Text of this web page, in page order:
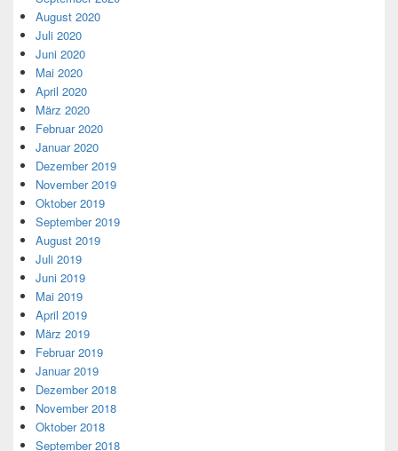
August 2020
Juli 2020
Juni 2020
Mai 2020
April 2020
März 2020
Februar 2020
Januar 2020
Dezember 2019
November 2019
Oktober 2019
September 2019
August 2019
Juli 2019
Juni 2019
Mai 2019
April 2019
März 2019
Februar 2019
Januar 2019
Dezember 2018
November 2018
Oktober 2018
September 2018